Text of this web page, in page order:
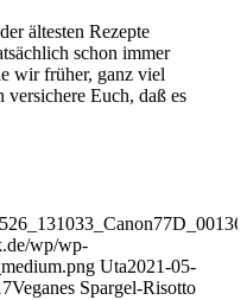
ältesten Rezepte
schon immer
wir früher, ganz viel
versichere Euch, daß es
wp/wp-
Uta2021-05-
Veganes Spargel-Risotto